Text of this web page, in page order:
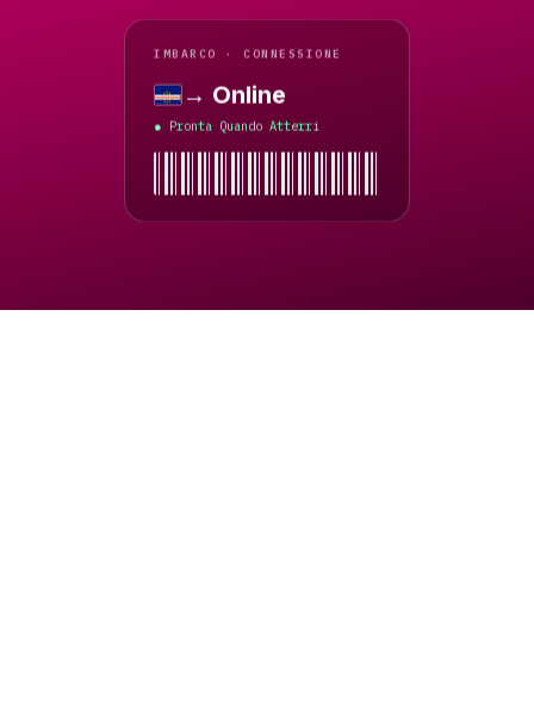
IMBARCO · CONNESSIONE
Capo Verde
→ Online
● Pronta Quando Atterri